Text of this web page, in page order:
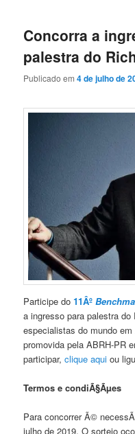
Concorra a
palestra do
Publicado em4 de julho de
Participe do11Âº
a ingresso para palestra
especialistas do mundo
promovida pela ABRH-PR
participar,clique aqui ou
Termos e condiÃ§Ãµes
Para concorrer Ã©
julho de 2019. O sorteio